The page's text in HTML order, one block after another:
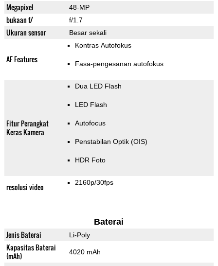
Megapixel 48-MP
bukaan f/ f/1.7
Ukuran sensor Besar sekali
AF Features
Kontras Autofokus
Fasa-pengesanan autofokus
Fitur Perangkat
Keras Kamera
Dua LED Flash
LED Flash
Autofocus
Penstabilan Optik (OIS)
HDR Foto
resolusi video 2160p/30fps
Baterai
Jenis Baterai Li-Poly
Kapasitas Baterai
(mAh)
4020 mAh